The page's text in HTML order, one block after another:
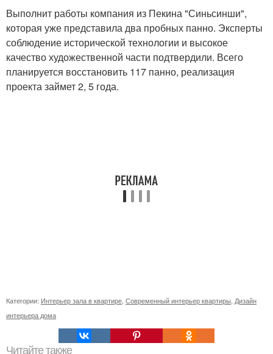
Выполнит работы компания из Пекина "Синьсинши",
которая уже представила два пробных панно. Эксперты
соблюдение исторической технологии и высокое
качество художественной части подтвердили. Всего
планируется восстановить 117 панно, реализация
проекта займет 2, 5 года.
Категории: Интерьер зала в квартире Современный интерьер квартиры Дизайн
интерьера дома
Читайте также